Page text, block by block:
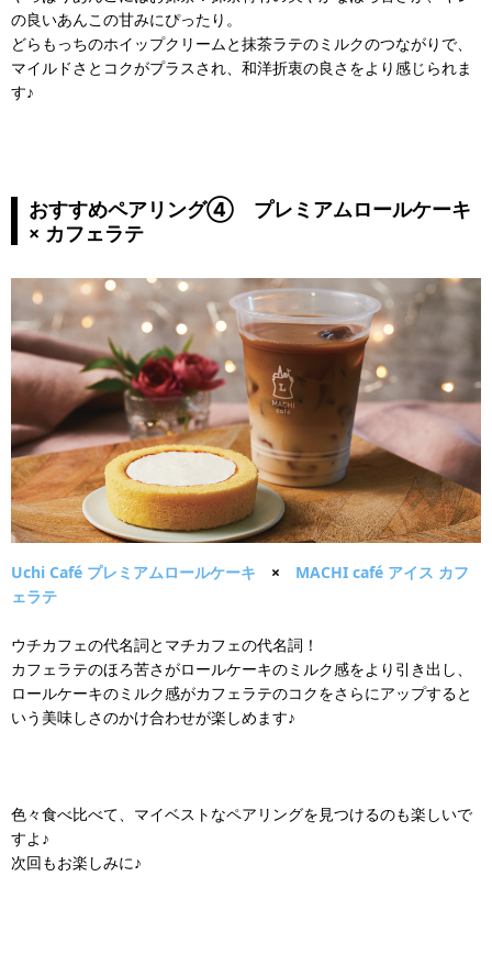
の良いあんこの甘みにぴったり。
どらもっちのホイップクリームと抹茶ラテのミルクのつながりで、
マイルドさとコクがプラスされ、和洋折衷の良さをより感じられま
す♪
おすすめペアリング④ プレミアムロールケーキ
× カフェラテ
Uchi Café プレミアムロールケーキ × MACHI café アイス カフ
ェラテ
ウチカフェの代名詞とマチカフェの代名詞！
カフェラテのほろ苦さがロールケーキのミルク感をより引き出し、
ロールケーキのミルク感がカフェラテのコクをさらにアップすると
いう美味しさのかけ合わせが楽しめます♪
色々食べ比べて、マイベストなペアリングを見つけるのも楽しいで
すよ♪
次回もお楽しみに♪